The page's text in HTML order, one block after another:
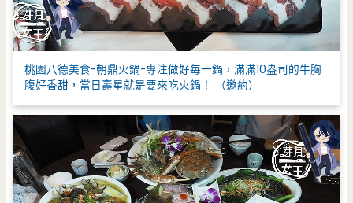
桃園八德美食-朝鼎火鍋-專注做好每一鍋，滿滿10盎司的牛胸
腹好香甜，當日壽星就是要來吃火鍋！ （邀約）